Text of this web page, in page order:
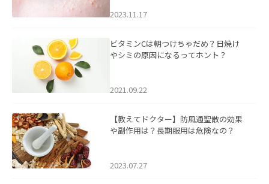
2023.11.17
ビタミンCは朝つけちゃだめ？日焼け
やシミの原因になるってホント？
2021.09.22
【教えてドクター】防風通聖散の効果
や副作用は？長期服用は危険なの？
2023.07.27